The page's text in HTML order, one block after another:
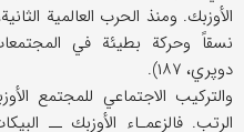
الأوزبك. ومنذ الحرب العالمية
دوپري، ۱۸۷).
والتركيب الاجتماعي للمجتمع
الرتب. فالزعمـاء الأوزبك ــ